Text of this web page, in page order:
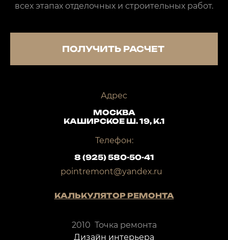
всех этапах отделочных и строительных работ.
ПОЛУЧИТЬ РАСЧЕТ
Адрес
МОСКВА
КАШИРСКОЕ Ш. 19, К.1
Телефон:
8 (925) 580-50-41
pointremont@yandex.ru
КАЛЬКУЛЯТОР РЕМОНТА
2010 Точка ремонта
Дизайн интерьера